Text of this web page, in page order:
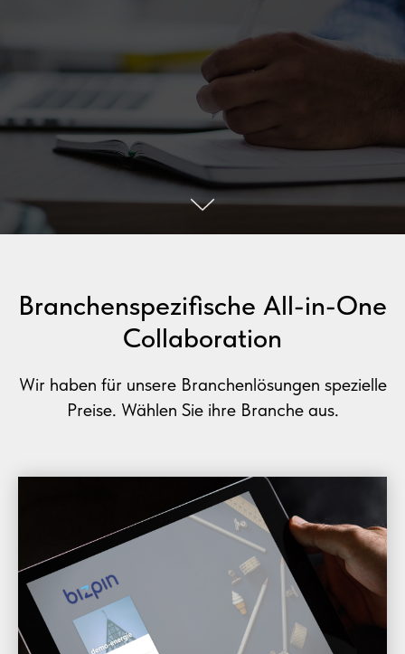
Branchenspezifische All-in-One
Collaboration
Wir haben für unsere Branchenlösungen spezielle
Preise. Wählen Sie ihre Branche aus.